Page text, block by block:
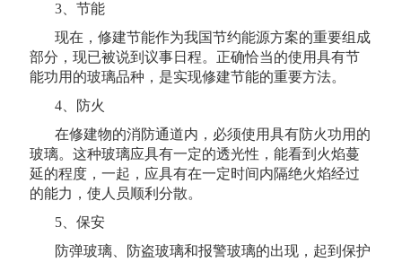
3、节能
现在，修建节能作为我国节约能源方案的重要组成
部分，现已被说到议事日程。正确恰当的使用具有节
能功用的玻璃品种，是实现修建节能的重要方法。
4、防火
在修建物的消防通道内，必须使用具有防火功用的
玻璃。这种玻璃应具有一定的透光性，能看到火焰蔓
延的程度，一起，应具有在一定时间内隔绝火焰经过
的能力，使人员顺利分散。
5、保安
防弹玻璃、防盗玻璃和报警玻璃的出现，起到保护